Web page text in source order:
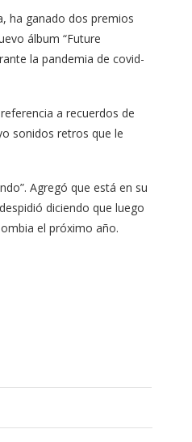
ha ganado dos premios
álbum “Future
la pandemia de covid-
a recuerdos de
sonidos retros que le
Agregó que está en su
diciendo que luego
el próximo año.